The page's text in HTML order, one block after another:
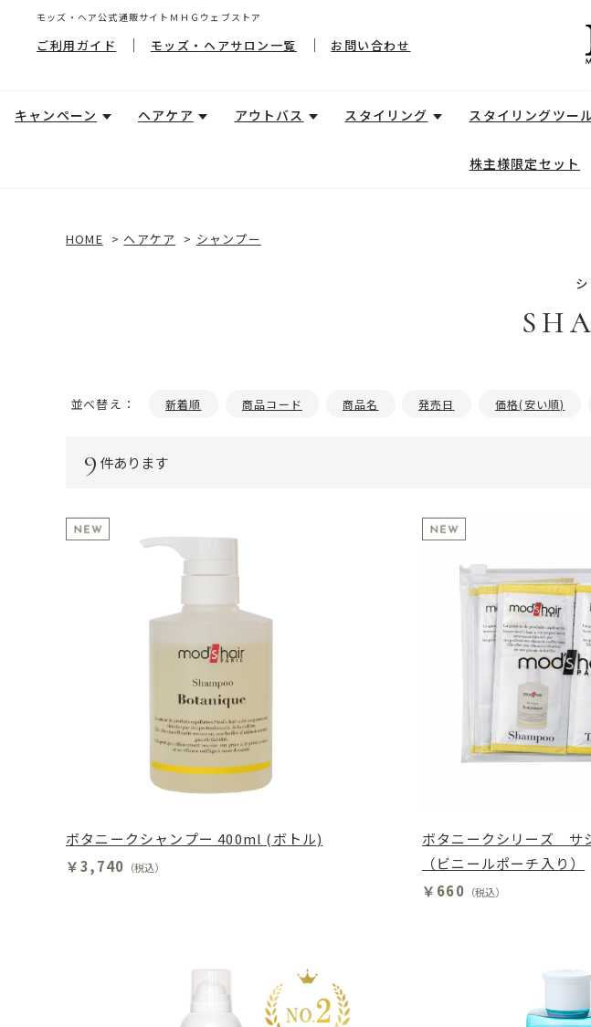
モッズ・ヘア公式通販サイトＭＨＧウェブストア
ご利用ガイド モッズ・ヘアサロン一覧 お問い合わせ
キャンペーン ヘアケア アウトバス スタイリング スタイリングツー
株主様限定セット
HOME > ヘアケア > シャンプー
並べ替え： 新着順 商品コード 商品名 発売日 価格(安い順)
9 件あります
ボタニークシャンプー 400ml (ボトル)
￥3,740 （税込）
ボタニークシリーズ サ
（ビニールポーチ入り）
￥660 （税込）